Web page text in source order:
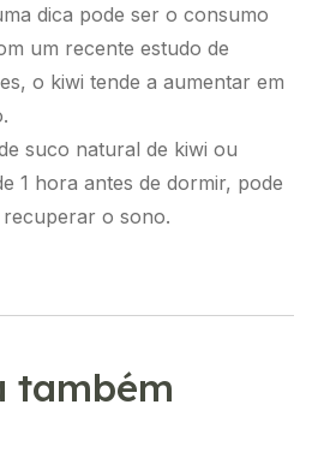
dica pode ser o consumo
um recente estudo de
o kiwi tende a aumentar em
suco natural de kiwi ou
1 hora antes de dormir, pode
o sono.
também